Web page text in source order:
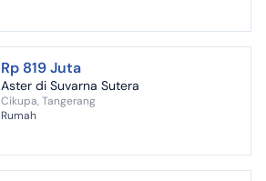
Rp 819 Juta
Aster di Suvarna Sutera
Cikupa, Tangerang
Rumah